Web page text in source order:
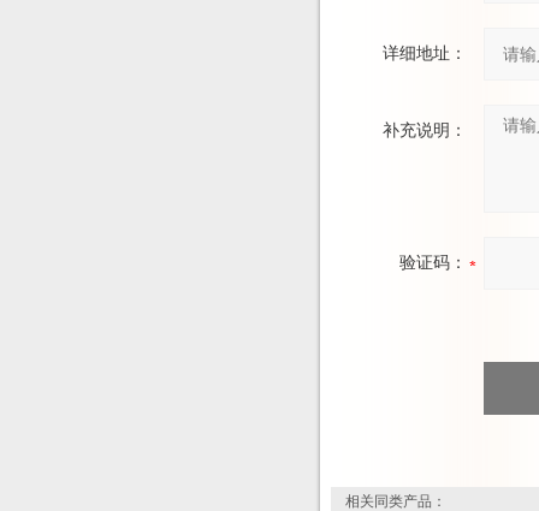
详细地址：
补充说明：
验证码：
相关同类产品：